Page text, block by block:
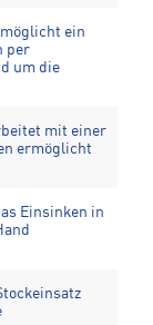
ein
per
um die
mit einer
ermöglicht
Einsinken in